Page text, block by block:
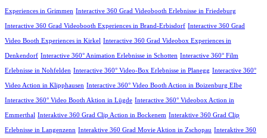
Experiences in Grimmen Interactive 360 Grad Videobooth Erlebnisse in Friedeburg
Interactive 360 Grad Videobooth Experiences in Brand-Erbisdorf Interactive 360 Grad
Video Booth Experiences in Kirkel Interactive 360 Grad Videobox Experiences in
Denkendorf Interactive 360° Animation Erlebnisse in Schotten Interactive 360° Film
Erlebnisse in Nohfelden Interactive 360° Video-Box Erlebnisse in Planegg Interactive 360°
Video Action in Klipphausen Interactive 360° Video Booth Action in Boizenburg Elbe
Interactive 360° Video Booth Aktion in Lügde Interactive 360° Videobox Action in
Emmerthal Interaktive 360 Grad Clip Action in Bockenem Interaktive 360 Grad Clip
Erlebnisse in Langenzenn Interaktive 360 Grad Movie Aktion in Zschopau Interaktive 360